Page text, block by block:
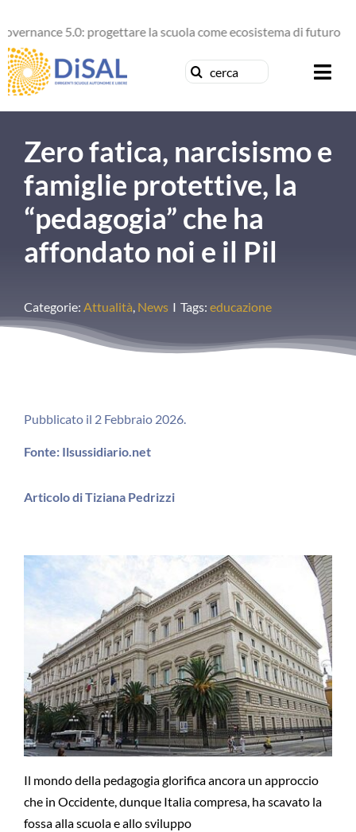
al
contenuto
5.0: progettare la scuola come ecosistema di futuro
Cerca
News
Formazione
Concorsi
Pubblicazioni
Zero fatica, narcisismo e
famiglie protettive, la
“pedagogia” che ha
affondato noi e il Pil
Categorie: Attualità, News I Tags: educazione
Pubblicato il 2 Febbraio 2026.
Fonte: Ilsussidiario.net
Articolo di Tiziana Pedrizzi
Il mondo della pedagogia glorifica ancora un approccio
che in Occidente, dunque Italia compresa, ha scavato la
fossa alla scuola e allo sviluppo